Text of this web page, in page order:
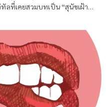
ลที่เคยสวมบทเป็น “สุนัขเฝ้า
ะทรวงดิจิทัลเพื่อเศรษฐกิจและ